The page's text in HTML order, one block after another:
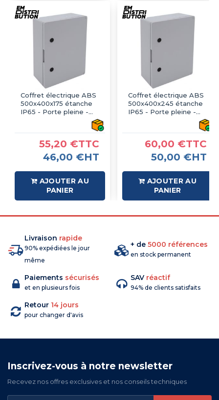
Coffret électrique ABS
500x400x175 étanche
IP65 - Porte pleine -
55,20 €TTC
46,00 €HT
AJOUTER AU
PANIER
Coffret électrique ABS
500x400x245 étanche
IP65 - Porte pleine -
60,00 €TTC
50,00 €HT
AJOUTER AU
PANIER
Livraison rapide
90% expédiées le jour
même
+ de 5000 références
en stock permanent
Paiements sécurisés
et en plusieurs fois
SAV réactif
94% de clients satisfaits
Retour 14 jours
pour changer d'avis
Inscrivez-vous à notre newsletter
Recevez nos offres exclusives et nos conseils techniques